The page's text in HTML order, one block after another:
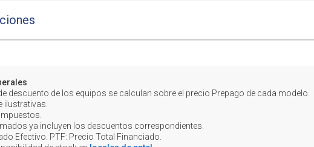
descuento de los equipos se calculan sobre el precio Prepago de cada modelo.
ilustrativas.
ya incluyen los descuentos correspondientes.
Efectivo. PTF: Precio Total Financiado.